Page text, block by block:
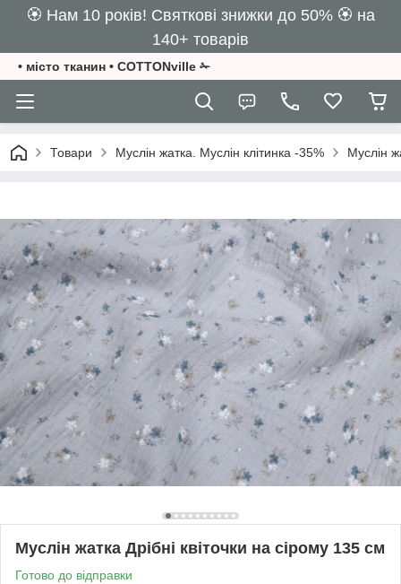
🏵️ Нам 10 років! Святкові знижки до 50% 🏵️ на
140+ товарів
• місто тканин • COTTONville ✁
Товари Муслін жатка. Муслін клітинка -35% Муслін
Муслін жатка Дрібні квіточки на сірому 135 см
Готово до відправки